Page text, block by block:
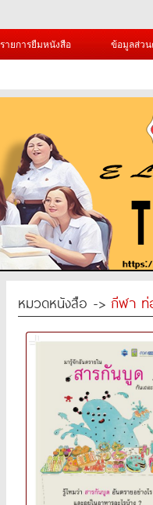
รายการยืมหนังสือ ข้อมูลส่ว
หมวดหนังสือ -> กีฬา ท่